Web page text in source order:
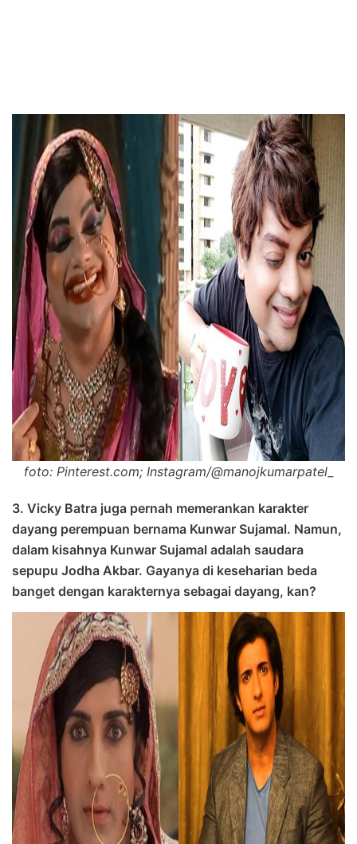
foto: Pinterest.com; Instagram/@manojkumarpatel_
3. Vicky Batra juga pernah memerankan karakter
dayang perempuan bernama Kunwar Sujamal. Namun,
dalam kisahnya Kunwar Sujamal adalah saudara
sepupu Jodha Akbar. Gayanya di keseharian beda
banget dengan karakternya sebagai dayang, kan?